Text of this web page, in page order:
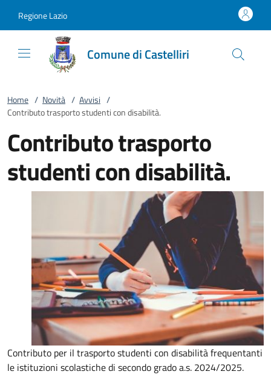
Regione Lazio
Comune di Castelliri
Home / Novità / Avvisi /
Contributo trasporto studenti con disabilità.
Contributo trasporto
studenti con disabilità.
Contributo per il trasporto studenti con disabilità frequentanti
le istituzioni scolastiche di secondo grado a.s. 2024/2025.